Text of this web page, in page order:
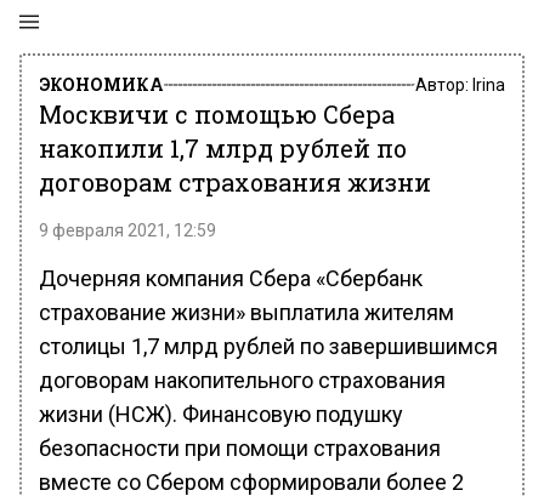
ЭКОНОМИКА Автор: Irina
Москвичи с помощью Сбера
накопили 1,7 млрд рублей по
договорам страхования жизни
9 февраля 2021, 12:59
Дочерняя компания Сбера «Сбербанк
страхование жизни» выплатила жителям
столицы 1,7 млрд рублей по завершившимся
договорам накопительного страхования
жизни (НСЖ). Финансовую подушку
безопасности при помощи страхования
вместе со Сбером сформировали более 2